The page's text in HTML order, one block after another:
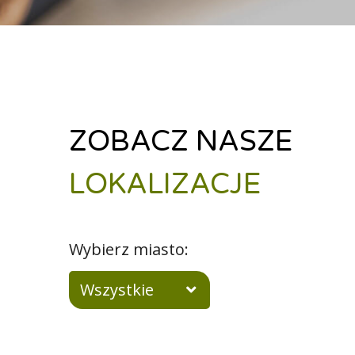
ZOBACZ NASZE
LOKALIZACJE
Wybierz miasto:
Wszystkie